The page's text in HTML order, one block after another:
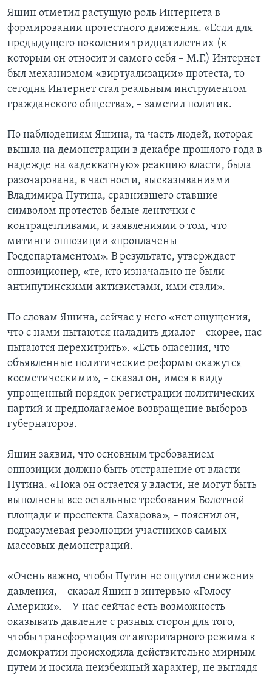
Яшин отметил растущую роль Интернета в
формировании протестного движения. «Если для
предыдущего поколения тридцатилетних (к
которым он относит и самого себя – М.Г.) Интернет
был механизмом «виртуализации» протеста, то
сегодня Интернет стал реальным инструментом
гражданского общества», – заметил политик.
По наблюдениям Яшина, та часть людей, которая
вышла на демонстрации в декабре прошлого года в
надежде на «адекватную» реакцию власти, была
разочарована, в частности, высказываниями
Владимира Путина, сравнившего ставшие
символом протестов белые ленточки с
контрацептивами, и заявлениями о том, что
митинги оппозиции «проплачены
Госдепартаментом». В результате, утверждает
оппозиционер, «те, кто изначально не были
антипутинскими активистами, ими стали».
По словам Яшина, сейчас у него «нет ощущения,
что с нами пытаются наладить диалог – скорее, нас
пытаются перехитрить». «Есть опасения, что
объявленные политические реформы окажутся
косметическими», – сказал он, имея в виду
упрощенный порядок регистрации политических
партий и предполагаемое возвращение выборов
губернаторов.
Яшин заявил, что основным требованием
оппозиции должно быть отстранение от власти
Путина. «Пока он остается у власти, не могут быть
выполнены все остальные требования Болотной
площади и проспекта Сахарова», – пояснил он,
подразумевая резолюции участников самых
массовых демонстраций.
«Очень важно, чтобы Путин не ощутил снижения
давления, – сказал Яшин в интервью «Голосу
Америки». – У нас сейчас есть возможность
оказывать давление с разных сторон для того,
чтобы трансформация от авторитарного режима к
демократии происходила действительно мирным
путем и носила неизбежный характер, не выглядя